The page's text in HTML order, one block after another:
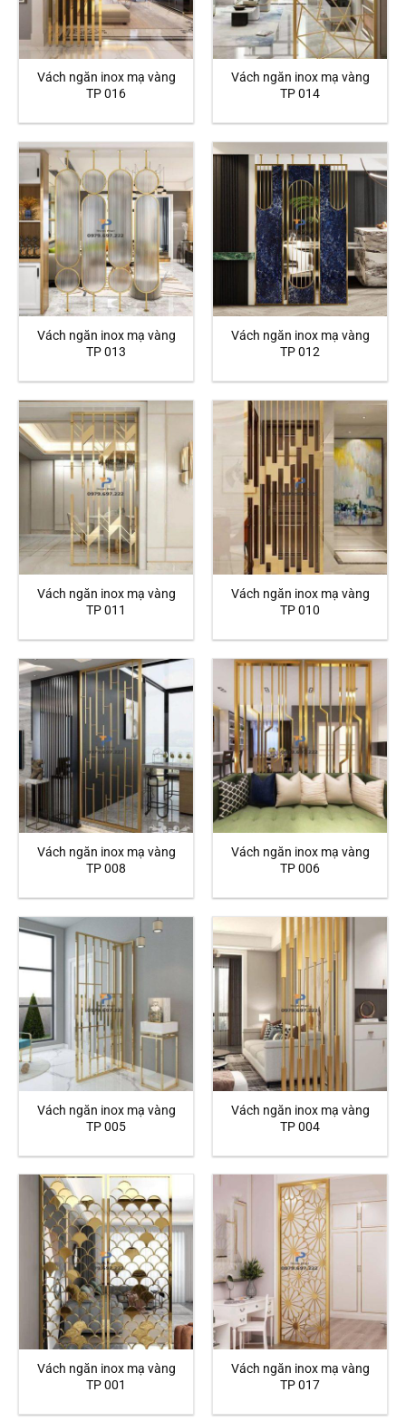
Vách ngăn inox mạ vàng
TP 016
Vách ngăn inox mạ vàng
TP 014
Vách ngăn inox mạ vàng
TP 013
Vách ngăn inox mạ vàng
TP 012
Vách ngăn inox mạ vàng
TP 011
Vách ngăn inox mạ vàng
TP 010
Vách ngăn inox mạ vàng
TP 008
Vách ngăn inox mạ vàng
TP 006
Vách ngăn inox mạ vàng
TP 005
Vách ngăn inox mạ vàng
TP 004
Vách ngăn inox mạ vàng
TP 001
Vách ngăn inox mạ vàng
TP 017